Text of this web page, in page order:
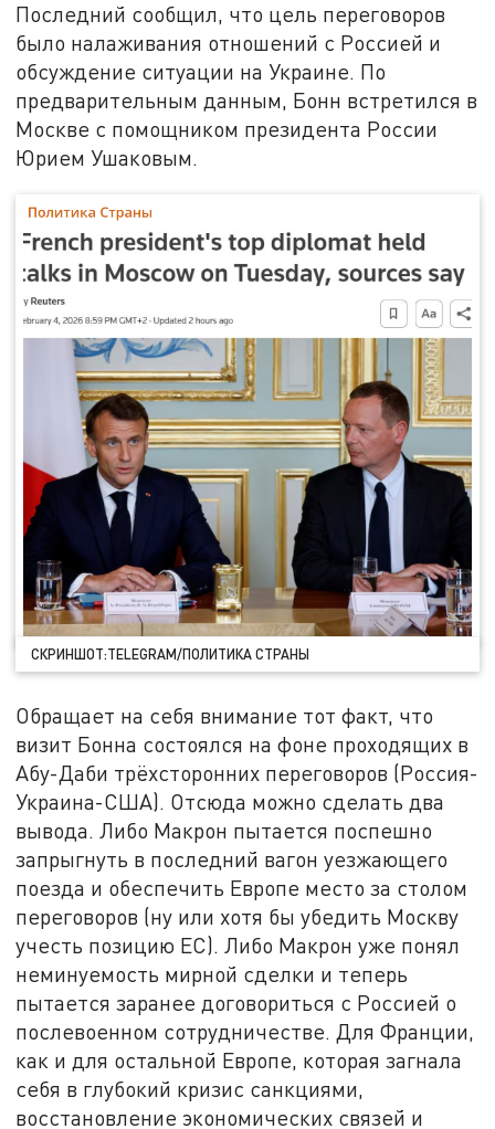
Последний сообщил, что цель переговоров
было налаживания отношений с Россией и
обсуждение ситуации на Украине. По
предварительным данным, Бонн встретился в
Москве с помощником президента России
Юрием Ушаковым.
СКРИНШОТ:TELEGRAM/ПОЛИТИКА СТРАНЫ
Обращает на себя внимание тот факт, что
визит Бонна состоялся на фоне проходящих в
Абу-Даби трёхсторонних переговоров (Россия-
Украина-США). Отсюда можно сделать два
вывода. Либо Макрон пытается поспешно
запрыгнуть в последний вагон уезжающего
поезда и обеспечить Европе место за столом
переговоров (ну или хотя бы убедить Москву
учесть позицию ЕС). Либо Макрон уже понял
неминуемость мирной сделки и теперь
пытается заранее договориться с Россией о
послевоенном сотрудничестве. Для Франции,
как и для остальной Европе, которая загнала
себя в глубокий кризис санкциями,
восстановление экономических связей и